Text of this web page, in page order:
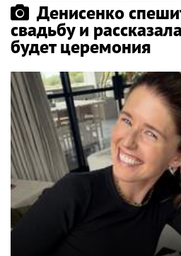
Денисенко
свадьбу и
будет церемония